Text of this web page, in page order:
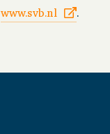
www.svb.nl .